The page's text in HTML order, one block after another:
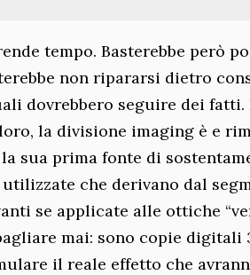
tempo. Basterebbe però
non ripararsi dietro
dovrebbero seguire dei fatti.
la divisione imaging è e
sua prima fonte di
che derivano dal
se applicate alle ottiche
mai: sono copie digitali
il reale effetto che